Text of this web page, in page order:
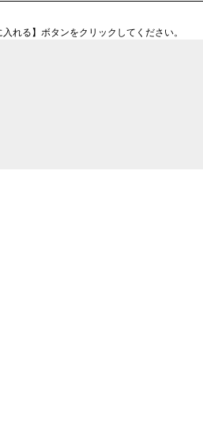
れる】ボタンをクリックしてください。